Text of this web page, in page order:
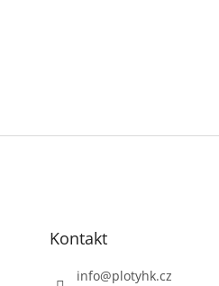
Kontakt
info@plotyhk.cz